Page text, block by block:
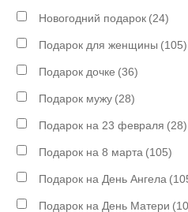
Новогодний подарок (24)
Подарок для женщины (105)
Подарок дочке (36)
Подарок мужу (28)
Подарок на 23 февраля (28)
Подарок на 8 марта (105)
Подарок на День Ангела
Подарок на День Матери